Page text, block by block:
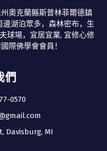
奧克蘭縣斯普林菲爾德鎮
邊湖泊眾多，森林密布，生
球場，宜居宜業, 宜修心修
際佛學會會員！
們
0570
Davisburg, MI